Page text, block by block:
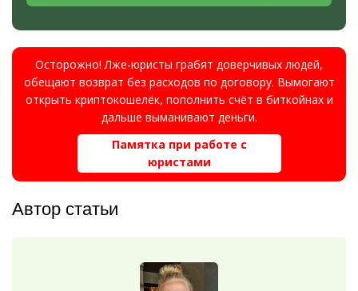
Осторожно! Лже-юристы грабят доверчивых людей,
обещают возврат без расходов по договору. Вымогают
открыть криптокошелёк, пополнить счёт в биткойнах и
дальше выманивают деньги.
Памятка при работе с
юристами
Автор статьи